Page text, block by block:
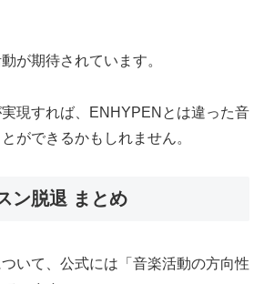
が期待されています。
現すれば、ENHYPENとは違った音
ができるかもしれません。
ン脱退 まとめ
いて、公式には 「音楽活動の方向性